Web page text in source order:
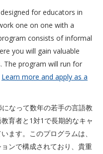
for educators in
one on one with a
consists of informal
you will gain valuable
The program will run for
Learn more and apply as a
なって数年の若手の言語教
育者と1対1で長期的なキャ
ます。このプログラムは、
ンで構成されており、貴重